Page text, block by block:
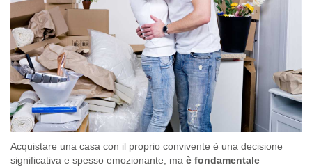
Acquistare una casa con il proprio convivente è una decisione
significativa e spesso emozionante, ma è fondamentale